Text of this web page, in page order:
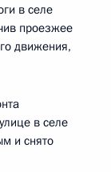
в селе
проезжее
движения,
в селе
и снято